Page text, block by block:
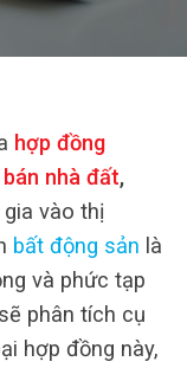
hợp đồng
nhà đất,
vào thị
bất động sản là
và phức tạp
phân tích cụ
hợp đồng này,